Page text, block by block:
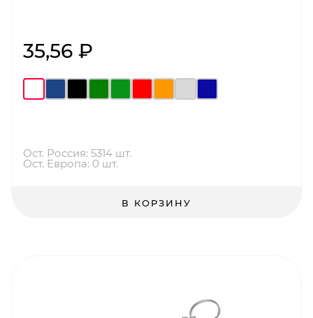
35,56 ₽
Ост. Россия: 5314 шт.
Ост. Европа: 0 шт.
В КОРЗИНУ